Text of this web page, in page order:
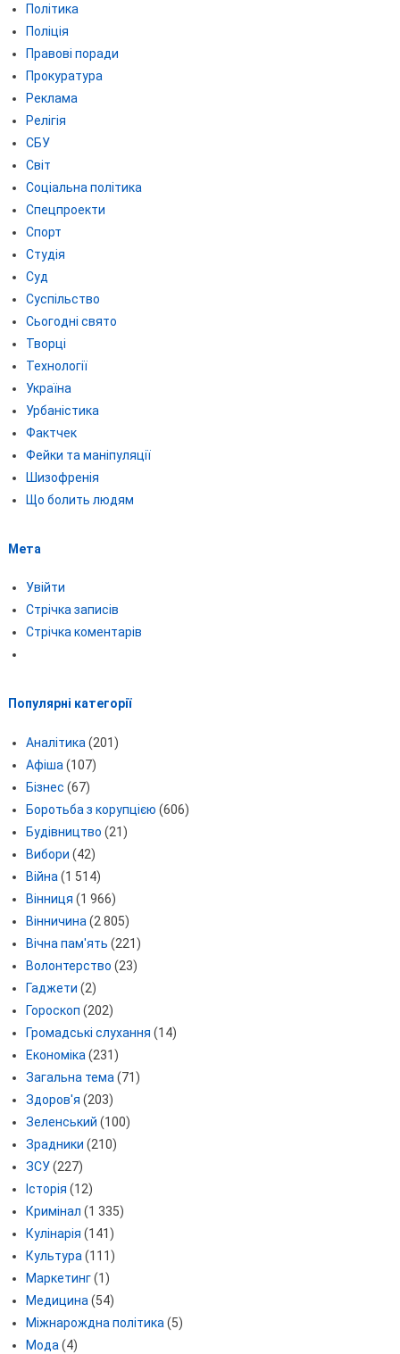
Політика
Поліція
Правові поради
Прокуратура
Реклама
Релігія
СБУ
Світ
Соціальна політика
Спецпроекти
Спорт
Студія
Суд
Суспільство
Сьогодні свято
Творці
Технології
Україна
Урбаністика
Фактчек
Фейки та маніпуляції
Шизофренія
Що болить людям
Мета
Увійти
Стрічка записів
Стрічка коментарів
Популярні категорії
Аналітика (201)
Афіша (107)
Бізнес (67)
Боротьба з корупцією (606)
Будівництво (21)
Вибори (42)
Війна (1 514)
Вінниця (1 966)
Вінничина (2 805)
Вічна пам'ять (221)
Волонтерство (23)
Гаджети (2)
Гороскоп (202)
Громадські слухання (14)
Економіка (231)
Загальна тема (71)
Здоров'я (203)
Зеленський (100)
Зрадники (210)
ЗСУ(227)
Історія (12)
Кримінал (1 335)
Кулінарія (141)
Культура (111)
Маркетинг(1)
Медицина (54)
Міжнарождна політика (5)
Мода (4)